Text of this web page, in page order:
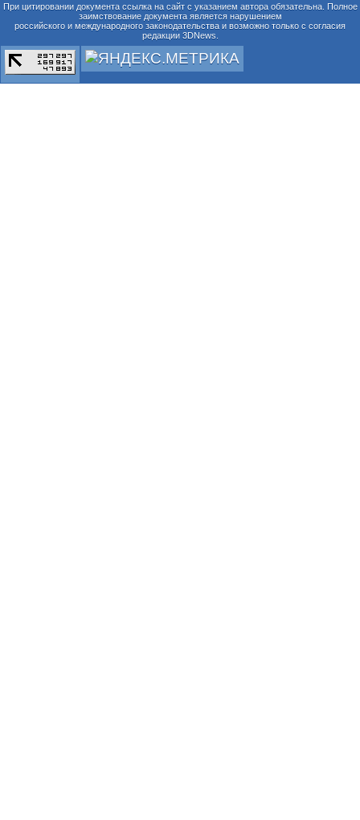
При цитировании документа ссылка на сайт с указанием автора обязательна. Полное
заимствование документа является нарушением
российского и международного законодательства и возможно только с согласия
редакции 3DNews.